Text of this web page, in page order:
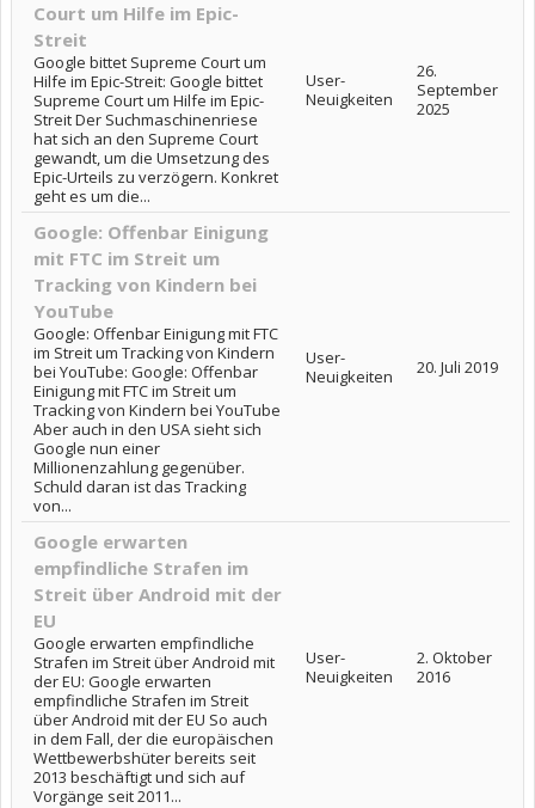
Court um Hilfe im Epic-
Streit
Google bittet Supreme Court um
Hilfe im Epic-Streit: Google bittet
Supreme Court um Hilfe im Epic-
Streit Der Suchmaschinenriese
hat sich an den Supreme Court
gewandt, um die Umsetzung des
Epic-Urteils zu verzögern. Konkret
geht es um die...
User-
Neuigkeiten
26.
September
2025
Google: Offenbar Einigung
mit FTC im Streit um
Tracking von Kindern bei
YouTube
Google: Offenbar Einigung mit FTC
im Streit um Tracking von Kindern
bei YouTube: Google: Offenbar
Einigung mit FTC im Streit um
Tracking von Kindern bei YouTube
Aber auch in den USA sieht sich
Google nun einer
Millionenzahlung gegenüber.
Schuld daran ist das Tracking
von...
User-
Neuigkeiten
20. Juli 2019
Google erwarten
empfindliche Strafen im
Streit über Android mit der
EU
Google erwarten empfindliche
Strafen im Streit über Android mit
der EU: Google erwarten
empfindliche Strafen im Streit
über Android mit der EU So auch
in dem Fall, der die europäischen
Wettbewerbshüter bereits seit
2013 beschäftigt und sich auf
Vorgänge seit 2011...
User-
Neuigkeiten
2. Oktober
2016